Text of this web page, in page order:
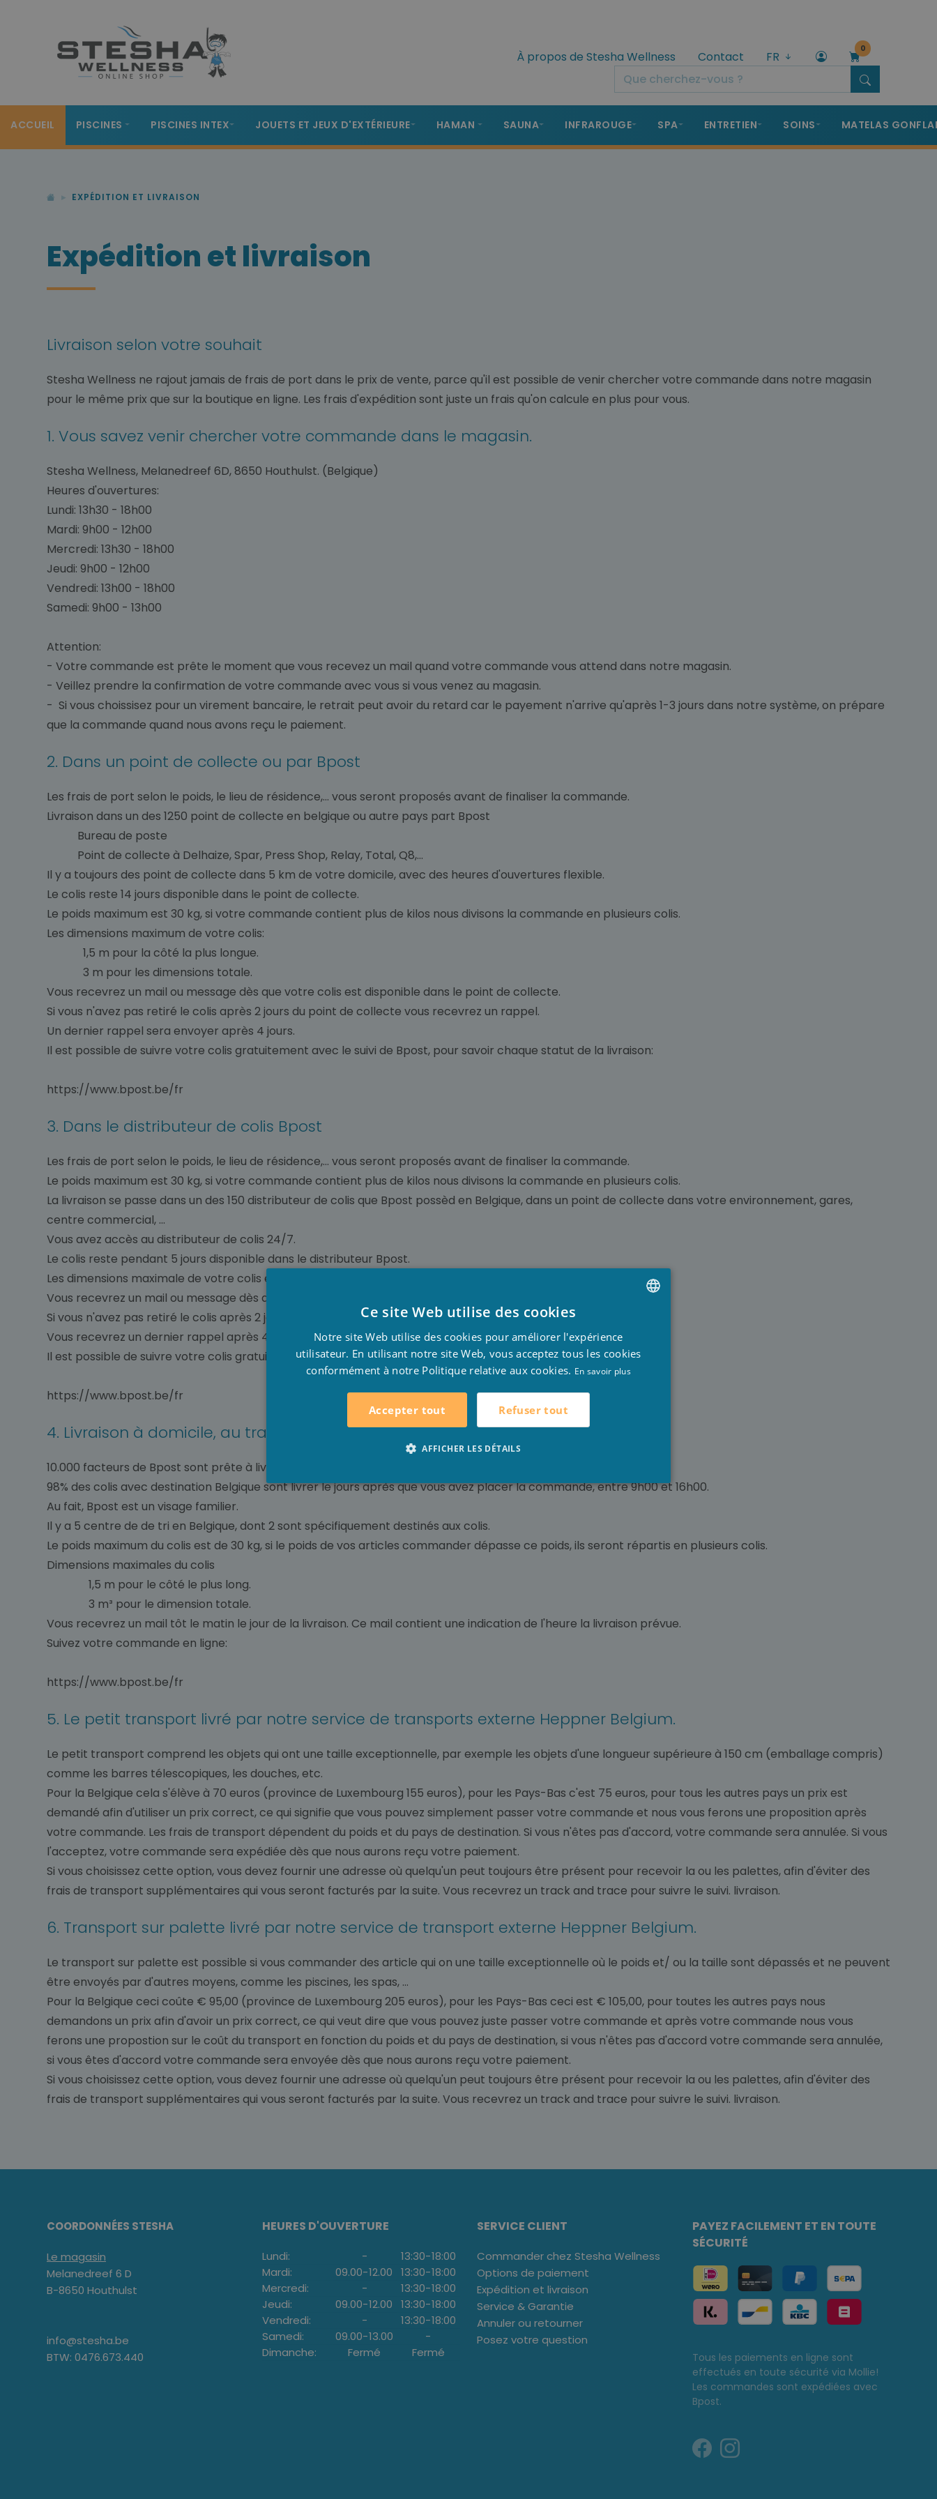
À propos de Stesha Wellness Contact FR
0
ACCUEIL PISCINES PISCINES INTEX JOUETS ET JEUX D'EXTÉRIEURE HAMAN SAUNA INFRAROUGE SPA ENTRETIEN SOINS MATELAS
EXPÉDITION ET LIVRAISON
Expédition et livraison
Livraison selon votre souhait
Stesha Wellness ne rajout jamais de frais de port dans le prix de vente, parce qu'il est possible de venir chercher votre commande dans notre magasin
pour le même prix que sur la boutique en ligne. Les frais d'expédition sont juste un frais qu'on calcule en plus pour vous.
1. Vous savez venir chercher votre commande dans le magasin.
Stesha Wellness, Melanedreef 6D, 8650 Houthulst. (Belgique)
Heures d'ouvertures:
Lundi: 13h30 - 18h00
Mardi: 9h00 - 12h00
Mercredi: 13h30 - 18h00
Jeudi: 9h00 - 12h00
Vendredi: 13h00 - 18h00
Samedi: 9h00 - 13h00
Attention:
- Votre commande est prête le moment que vous recevez un mail quand votre commande vous attend dans notre magasin.
- Veillez prendre la confirmation de votre commande avec vous si vous venez au magasin.
- Si vous choissisez pour un virement bancaire, le retrait peut avoir du retard car le payement n'arrive qu'après 1-3 jours dans notre système, on prépare
que la commande quand nous avons reçu le paiement.
2. Dans un point de collecte ou par Bpost
Les frais de port selon le poids, le lieu de résidence,... vous seront proposés avant de finaliser la commande.
Livraison dans un des 1250 point de collecte en belgique ou autre pays part Bpost
Bureau de poste
Point de collecte à Delhaize, Spar, Press Shop, Relay, Total, Q8,...
Il y a toujours des point de collecte dans 5 km de votre domicile, avec des heures d'ouvertures flexible.
Le colis reste 14 jours disponible dans le point de collecte.
Le poids maximum est 30 kg, si votre commande contient plus de kilos nous divisons la commande en plusieurs colis.
Les dimensions maximum de votre colis:
1,5 m pour la côté la plus longue.
3 m pour les dimensions totale.
Vous recevrez un mail ou message dès que votre colis est disponible dans le point de collecte.
Si vous n'avez pas retiré le colis après 2 jours du point de collecte vous recevrez un rappel.
Un dernier rappel sera envoyer après 4 jours.
Il est possible de suivre votre colis gratuitement avec le suivi de Bpost, pour savoir chaque statut de la livraison:
https://www.bpost.be/fr
3. Dans le distributeur de colis Bpost
Les frais de port selon le poids, le lieu de résidence,... vous seront proposés avant de finaliser la commande.
Le poids maximum est 30 kg, si votre commande contient plus de kilos nous divisons la commande en plusieurs colis.
La livraison se passe dans un des 150 distributeur de colis que Bpost possèd en Belgique, dans un point de collecte dans votre environnement, gares,
centre commercial, ...
Vous avez accès au distributeur de colis 24/7.
Le colis reste pendant 5 jours disponible dans le distributeur Bpost.
Les dimensions maximale de votre colis est 42 cm x 31 cm x 69 cm.
Vous recevrez un mail ou message dès que votre commande est disponible dans le point de collecte.
Si vous n'avez pas retiré le colis après 2 jours vous recevrez un rappel.
Vous recevrez un dernier rappel après 4 jours, si vous n'avez toujours pas retiré le colis.
Il est possible de suivre votre colis gratuitement avec le suivi de Bpost, pour savoir chaque statut de la livraison:
https://www.bpost.be/fr
4. Livraison à domicile, au travail ou à l'adresse de livraison souhaitez par Bpost.
10.000 facteurs de Bpost sont prête à livrer vos colis chaque jour.
98% des colis avec destination Belgique sont livrer le jours après que vous avez placer la commande, entre 9h00 et 16h00.
Au fait, Bpost est un visage familier.
Il y a 5 centre de de tri en Belgique, dont 2 sont spécifiquement destinés aux colis.
Le poids maximum du colis est de 30 kg, si le poids de vos articles commander dépasse ce poids, ils seront répartis en plusieurs colis.
Dimensions maximales du colis
1,5 m pour le côté le plus long.
3 m³ pour le dimension totale.
Vous recevrez un mail tôt le matin le jour de la livraison. Ce mail contient une indication de l'heure la livraison prévue.
Suivez votre commande en ligne:
https://www.bpost.be/fr
5. Le petit transport livré par notre service de transports externe Heppner Belgium.
Le petit transport comprend les objets qui ont une taille exceptionnelle, par exemple les objets d'une longueur supérieure à 150 cm (emballage compris)
comme les barres télescopiques, les douches, etc.
Pour la Belgique cela s'élève à 70 euros (province de Luxembourg 155 euros), pour les Pays-Bas c'est 75 euros, pour tous les autres pays un prix est
demandé afin d'utiliser un prix correct, ce qui signifie que vous pouvez simplement passer votre commande et nous vous ferons une proposition après
votre commande. Les frais de transport dépendent du poids et du pays de destination. Si vous n'êtes pas d'accord, votre commande sera annulée. Si vous
l'acceptez, votre commande sera expédiée dès que nous aurons reçu votre paiement.
Si vous choisissez cette option, vous devez fournir une adresse où quelqu'un peut toujours être présent pour recevoir la ou les palettes, afin d'éviter des
frais de transport supplémentaires qui vous seront facturés par la suite. Vous recevrez un track and trace pour suivre le suivi. livraison.
6. Transport sur palette livré par notre service de transport externe Heppner Belgium.
Le transport sur palette est possible si vous commander des article qui on une taille exceptionnelle où le poids et/ ou la taille sont dépassés et ne peuvent
être envoyés par d'autres moyens, comme les piscines, les spas, ...
Pour la Belgique ceci coûte € 95,00 (province de Luxembourg 205 euros), pour les Pays-Bas ceci est € 105,00, pour toutes les autres pays nous
demandons un prix afin d'avoir un prix correct, ce qui veut dire que vous pouvez juste passer votre commande et après votre commande nous vous
ferons une propostion sur le coût du transport en fonction du poids et du pays de destination, si vous n'êtes pas d'accord votre commande sera annulée,
si vous êtes d'accord votre commande sera envoyée dès que nous aurons reçu votre paiement.
Si vous choisissez cette option, vous devez fournir une adresse où quelqu'un peut toujours être présent pour recevoir la ou les palettes, afin d'éviter des
frais de transport supplémentaires qui vous seront facturés par la suite. Vous recevrez un track and trace pour suivre le suivi. livraison.
COORDONNÉES STESHA
Le magasin
Melanedreef 6 D
B-8650 Houthulst
info@stesha.be
BTW: 0476.673.440
HEURES D'OUVERTURE
Lundi: - 13:30-18:00
Mardi:
09.00-12.00 13:30-18:00
Mercredi:
- 13:30-18:00
Jeudi:
09.00-12.00 13:30-18:00
Vendredi:
- 13:30-18:00
Samedi:
09.00-13.00
-
Dimanche:
Fermé Fermé
SERVICE CLIENT
Commander chez Stesha Wellness
Options de paiement
Expédition et livraison
Service & Garantie
Annuler ou retourner
Posez votre question
PAYEZ FACILEMENT ET EN TOUTE
SÉCURITÉ
Tous les paiements en ligne sont
effectués en toute sécurité via Mollie!
Les commandes sont expédiées avec
Bpost.
ENGLISH
Ce site Web utilise des cookies
Notre site Web utilise des cookies pour améliorer l'expérience
utilisateur. En utilisant notre site Web, vous acceptez tous les cookies
conformément à notre Politique relative aux cookies. En savoir plus
Accepter tout Refuser tout
AFFICHER LES DÉTAILS